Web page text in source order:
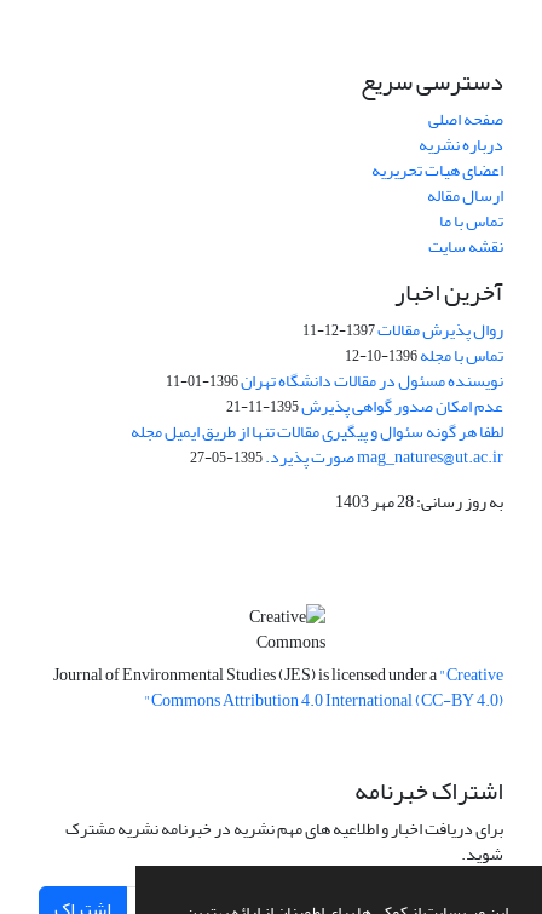
دسترسی سریع
صفحه اصلی
درباره نشریه
اعضای هیات تحریریه
ارسال مقاله
تماس با ما
نقشه سایت
آخرین اخبار
روال پذیرش مقالات1397-12-11
تماس با مجله1396-10-12
نویسنده مسئول در مقالات دانشگاه تهران1396-01-11
عدم امکان صدور گواهی پذیرش1395-11-21
لطفا هر گونه سئوال و پیگیری مقالات تنها از طریق ایمیل مجله
mag_natures@ut.ac.ir صورت پذیرد. 1395-05-27
به روز رسانی: 28 مهر 1403
Journal of Environmental Studies (JES) is licensed under a"Creative
Commons Attribution 4.0 International (CC-BY 4.0)"
اشتراک خبرنامه
برای دریافت اخبار و اطلاعیه های مهم نشریه در خبرنامه نشریه مشترک
شوید.